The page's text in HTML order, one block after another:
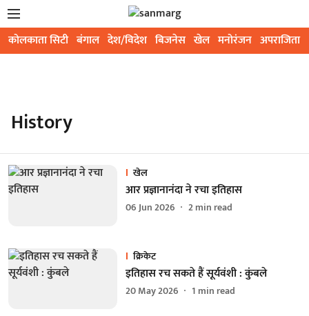
कोलकाता सिटी बंगाल देश/विदेश बिजनेस खेल मनोरंजन अपराजिता
History
खेल
आर प्रज्ञानानंदा ने रचा इतिहास
06 Jun 2026 2min read
क्रिकेट
इतिहास रच सकते हैं सूर्यवंशी : कुंबले
20 May 2026 1 min read